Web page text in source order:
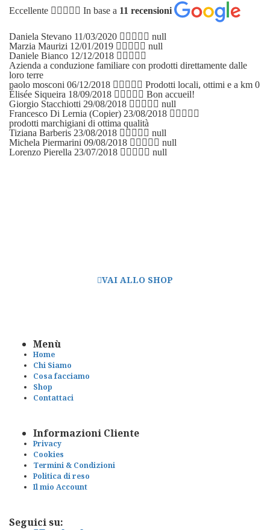
Eccellente In base a 11 recensioni
Daniela Stevano 11/03/2020
null
Marzia Maurizi 12/01/2019
null
Daniele Bianco 12/12/2018
Azienda a conduzione familiare con prodotti direttamente dalle
loro terre
paolo mosconi 06/12/2018
Prodotti locali, ottimi e a km 0
Élisée Siqueira 18/09/2018
Bon accueil!
Giorgio Stacchiotti 29/08/2018
null
Francesco Di Lernia (Copier) 23/08/2018
prodotti marchigiani di ottima qualità
Tiziana Barberis 23/08/2018
null
Michela Piermarini 09/08/2018
null
Lorenzo Pierella 23/07/2018 null
VAI ALLO SHOP
Menù
Home
Chi Siamo
Cosa facciamo
Shop
Contattaci
Informazioni Cliente
Privacy
Cookies
Termini & Condizioni
Politica di reso
Il mio Account
Seguici su: